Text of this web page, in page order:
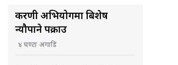
करणी अभियोगमा बिशेष
न्यौपाने पक्राउ
४ घण्टा अगाडि